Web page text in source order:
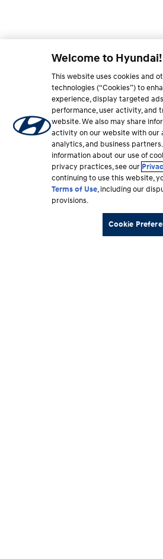
Welcome to Hyundai!
This website uses cookies and
technologies (“Cookies”) to
experience, display targeted
performance, user activity, and
website. We also may share
activity on our website with our
analytics, and business
information about our use of
privacy practices, see our
continuing to use this website,
Terms of Use, including our
provisions.
Cookie